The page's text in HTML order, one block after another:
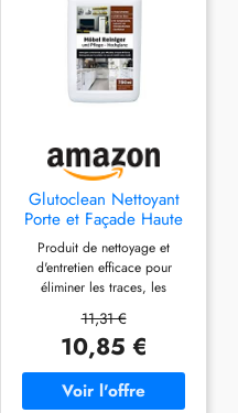
Glutoclean Nettoyant
Porte et Façade Haute
Brillance I Nettoie,
Maintient la Brillance I
Pour Meubles Laqués et
Recouverts d’un Film &
Surfaces de Cuisine
Produit de nettoyage et
d'entretien efficace pour
éliminer les traces, les
et les taches sur les façades
brillantes sensibles des
de bain et des WC.
Nettoyage en douceur. Réduit
11,31 €
10,85 €